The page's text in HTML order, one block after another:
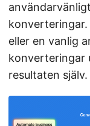
eller en vanlig
konverteringar
resultaten själv.